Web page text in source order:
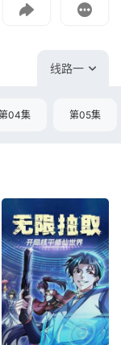
给我们
线路一
04集 第05集